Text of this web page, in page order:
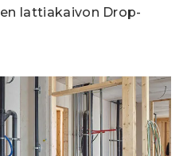
lattiakaivon Drop-